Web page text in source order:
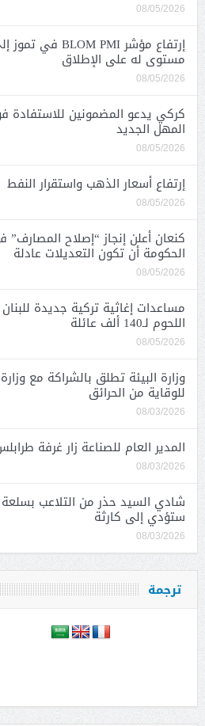
08/05/2026
مستوى له على الإطلاق
08/05/2026
كركي يدعو المضمونين للاستفادة
المهل الجديد
08/05/2026
إرتفاع أسعار الذهب واستقرار النفط
08/05/2026
كنعان أعلن إنجاز “إصلاح المصارف”
الحكومة أن تكون التعديلات عادلة
08/05/2026
اللحوم لـ140 ألف عائلة
08/05/2026
وزارة البيئة تطلق بالشراكة مع
للوقاية من الحرائق
08/03/2026
المدير العام للصناعة زار غرفة
08/03/2026
شادي السيد حذر من التلاعب بسلعة
ستؤدي إلى كارثة
08/03/2026
ترجمة